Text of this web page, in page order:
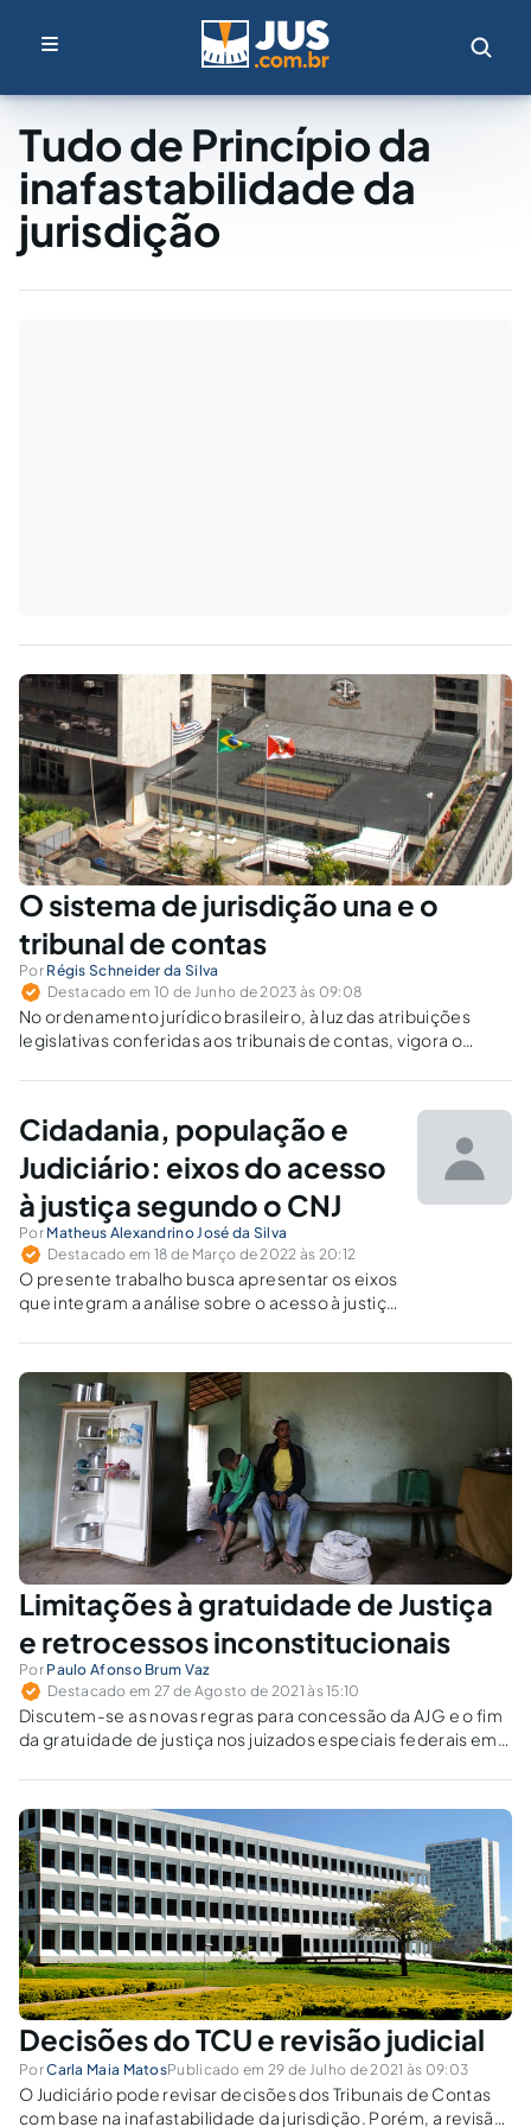
Tudo de Princípio da
inafastabilidade da
jurisdição
O sistema de jurisdição una e o
tribunal de contas
Por Régis Schneider da Silva
Destacado em 10 de Junho de 2023 às 09:08
No ordenamento jurídico brasileiro, à luz das atribuições
legislativas conferidas aos tribunais de contas, vigora o
Cidadania, população e
Judiciário: eixos do acesso
à justiça segundo o CNJ
Por Matheus Alexandrino José da Silva
Destacado em 18 de Março de 2022 às 20:12
O presente trabalho busca apresentar os eixos
que integram a análise sobre o acesso à justiça
apresenta relevância quando se observa que
esse acesso não pode ser medido apenas
diante da perspectiva do Judiciário. Com o
objetivo de evidenciar o modelo adotado pelo
Conselho Nacional de Justiça (CNJ) para
mensurar o acesso à justiça, esta pesquisa
utilizou uma abordagem qualitativa do
relatório elaborado pelo CNJ sobre o índice de
acesso à justiça, com objetivo descritivo e uso
da pesquisa bibliográfica e documental.
Concluiu-se que os eixos da cidadania e da
população refletem características regionais
e populacionais essenciais para saber o quão
fácil ou difícil é o acesso à justiça. Esses eixos,
quando articulados com o Judiciário, fornecem
uma ideia aproximada do estágio do
problema.
Limitações à gratuidade de Justiça
e retrocessos inconstitucionais
Por Paulo Afonso Brum Vaz
Destacado em 27 de Agosto de 2021 às 15:10
Discutem-se as novas regras para concessão da AJG e o fim
da gratuidade de justiça nos juizados especiais federais em
controle jurisdicional e proibição de proteção insuficiente.
Decisões do TCU e revisão judicial
PorCarla Maia MatosPublicado em 29 de Julho de 2021 às 09:03
O Judiciário pode revisar decisões dos Tribunais de Contas
com base na inafastabilidade da jurisdição. Porém, a revisão